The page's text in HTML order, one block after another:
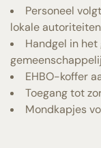
Personeel
lokale autoriteiten
Handgel in
EHBO-koffer
Toegang tot
Mondkapjes